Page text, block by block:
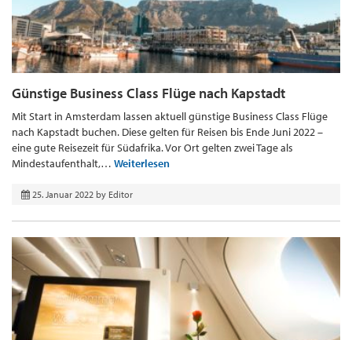
Günstige Business Class Flüge nach Kapstadt
Mit Start in Amsterdam lassen aktuell günstige Business Class Flüge
nach Kapstadt buchen. Diese gelten für Reisen bis Ende Juni 2022 –
eine gute Reisezeit für Südafrika. Vor Ort gelten zwei Tage als
Mindestaufenthalt,… Weiterlesen
25. Januar 2022 by Editor